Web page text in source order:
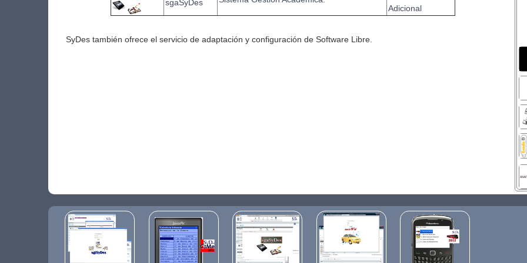
sgaSyDes
Adicional
SyDes también ofrece el servicio de adaptación y configuración de Software Libre.